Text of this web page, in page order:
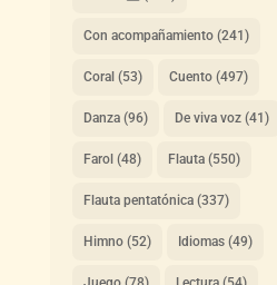
Con acompañamiento(241)
Coral (53) Cuento(497)
Danza(96) De viva voz(41)
Farol (48) Flauta(550)
Flauta pentatónica(337)
Himno(52) Idiomas(49)